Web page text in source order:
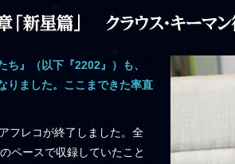
』（以下『2202』）も、
りました。ここまできた率直
フレコが終了しました。全
ペースで収録していたこと